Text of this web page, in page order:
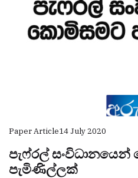
Paper Article14 July 2020
පැෆ්රල්
පැමිණිල්ලක්